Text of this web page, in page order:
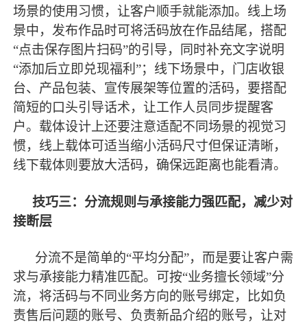
场景的使用习惯，让客户顺手就能添加。线上场
景中，发布作品时可将活码放在作品结尾，搭配
“点击保存图片扫码”的引导，同时补充文字说明
“添加后立即兑现福利”；线下场景中，门店收银
台、产品包装、宣传展架等位置的活码，要搭配
简短的口头引导话术，让工作人员同步提醒客
户。载体设计上还要注意适配不同场景的视觉习
惯，线上载体可适当缩小活码尺寸但保证清晰，
线下载体则要放大活码，确保远距离也能看清。
技巧三：分流规则与承接能力强匹配，减少对
接断层
分流不是简单的“平均分配”，而是要让客户需
求与承接能力精准匹配。可按“业务擅长领域”分
流，将活码与不同业务方向的账号绑定，比如负
责售后问题的账号、负责新品介绍的账号，让对